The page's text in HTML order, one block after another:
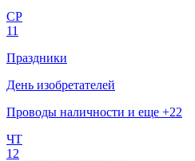
СР
11
Праздники
День изобретателей
Проводы наличности и еще +22
ЧТ
12